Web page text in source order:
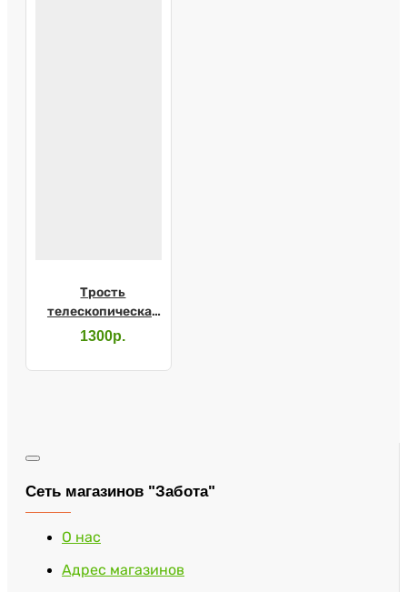
Трость
телескопическая
10105
1300р.
Сеть магазинов "Забота"
О нас
Адрес магазинов